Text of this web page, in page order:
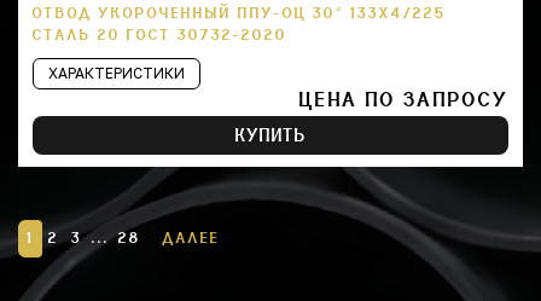
ОТВОД УКОРОЧЕННЫЙ ППУ-ОЦ 30° 133Х4/225
СТАЛЬ 20 ГОСТ 30732-2020
ХАРАКТЕРИСТИКИ
ЦЕНА ПО ЗАПРОСУ
КУПИТЬ
1 2 3 ... 28 ДАЛЕЕ